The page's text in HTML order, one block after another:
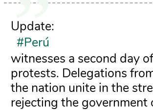
Update:
#Perú
witnesses a second day
protests. Delegations
the nation unite in the
rejecting the government